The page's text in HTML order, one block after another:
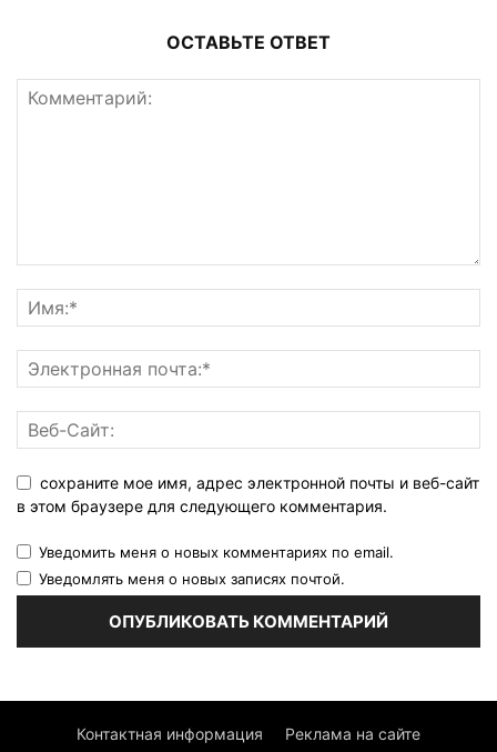
ОСТАВЬТЕ ОТВЕТ
сохраните мое имя, адрес электронной почты и веб-сайт
в этом браузере для следующего комментария.
Уведомить меня о новых комментариях по email.
Уведомлять меня о новых записях почтой.
Контактная информация Реклама на сайте